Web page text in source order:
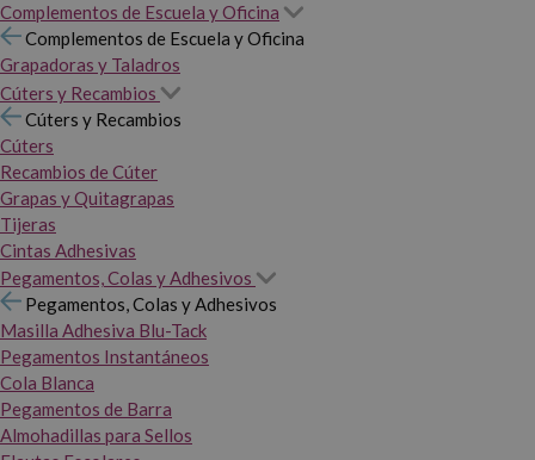
Complementos de Escuela y Oficina
Complementos de Escuela y Oficina
Grapadoras y Taladros
Cúters y Recambios
Cúters y Recambios
Cúters
Recambios de Cúter
Grapas y Quitagrapas
Tijeras
Cintas Adhesivas
Pegamentos, Colas y Adhesivos
Pegamentos, Colas y Adhesivos
Masilla Adhesiva Blu-Tack
Pegamentos Instantáneos
Cola Blanca
Pegamentos de Barra
Almohadillas para Sellos